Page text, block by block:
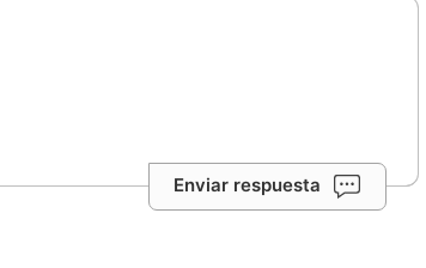
Enviar respuesta